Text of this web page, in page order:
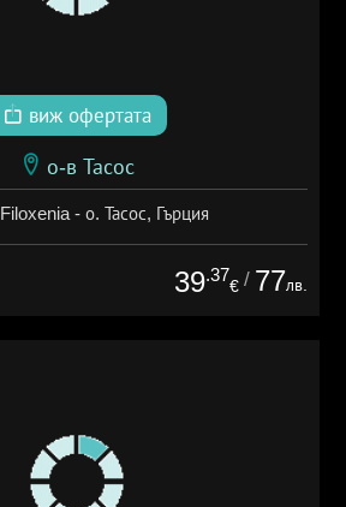
виж офертата
о-в Тасос
- о. Тасос, Гърция
39.37
€ / 77лв.